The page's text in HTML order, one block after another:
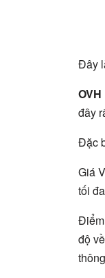
Đây
OVH
đây
Đặc
Giá
tối
độ